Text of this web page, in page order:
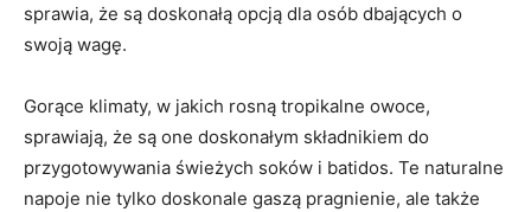
sprawia, ‌że są⁢ doskonałą opcją dla osób dbających o
swoją wagę.
Gorące klimaty, w jakich rosną tropikalne owoce,
sprawiają, że są one doskonałym składnikiem do⁢
przygotowywania świeżych soków i​ batidos. Te naturalne
napoje ⁢nie tylko doskonale gaszą pragnienie, ale także